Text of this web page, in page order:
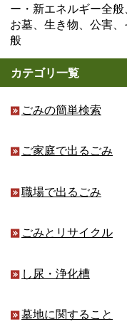
ー・新エネルギー全般
お墓、生き物、公害
般
カテゴリ一覧
ごみの簡単検索
ご家庭で出るごみ
職場で出るごみ
ごみとリサイクル
し尿・浄化槽
墓地に関すること